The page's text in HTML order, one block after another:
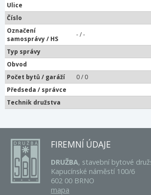
Ulice
Číslo
Označení
samosprávy / HS
- / -
Typ správy
Obvod
Počet bytů / garáží
0 / 0
Předseda / správce
Technik družstva
FIREMNÍ ÚDAJE
DRUŽBA, stavební bytové
Kapucínské náměstí 100/6
602 00 BRNO
mapa